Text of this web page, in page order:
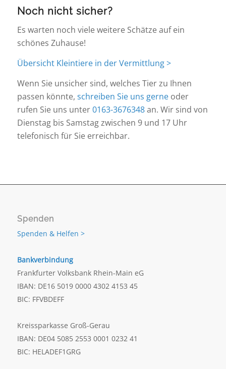
Noch nicht sicher?
Es warten noch viele weitere Schätze auf ein
schönes Zuhause!
Übersicht Kleintiere in der Vermittlung >
Wenn Sie unsicher sind, welches Tier zu Ihnen
passen könnte, schreiben Sie uns gerneoder
rufen Sie uns unter0163-3676348an. Wir sind von
Dienstag bis Samstag zwischen 9 und 17 Uhr
telefonisch für Sie erreichbar.
Spenden
Spenden & Helfen >
Bankverbindung
Frankfurter Volksbank Rhein-Main eG
IBAN: DE16 5019 0000 4302 4153 45
BIC: FFVBDEFF
Kreissparkasse Groß-Gerau
IBAN: DE04 5085 2553 0001 0232 41
BIC: HELADEF1GRG